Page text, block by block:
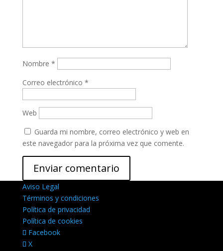
Nombre *
Correo electrónico *
Web
Guarda mi nombre, correo electrónico y web en
este navegador para la próxima vez que comente.
Aviso Legal
Términos y condiciones
Política de privacidad
Política de cookies
Facebook
X